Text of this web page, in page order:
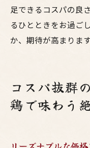
足できるコスパの良
るひとときをお過ご
か、期待が高まります
コスパ抜群
鶏で味わう